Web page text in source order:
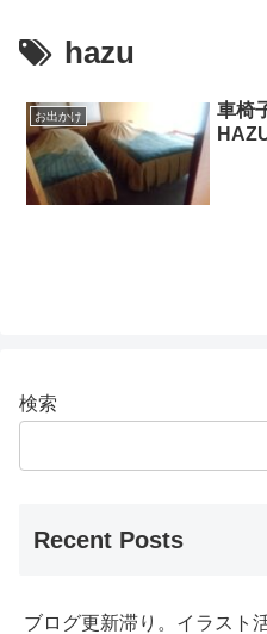
hazu
お出かけ
車椅
検索
Recent Posts
ブログ更新滞り。イラスト